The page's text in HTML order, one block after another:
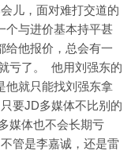
儿，面对难打交道的
个与进价基本持平甚
给他报价，总会有一
亏了。 他用刘强东的
他就只能找刘强东拿
要JD多媒体不比别的
媒体也不会长期亏
管是李嘉诚，还是雷